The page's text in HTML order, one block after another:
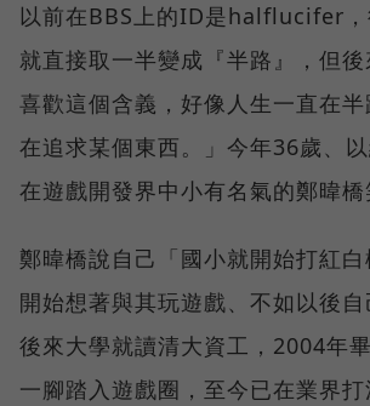
以前在BBS上的ID是halflucifer，
就直接取一半變成『半路』，但
喜歡這個含義，好像人生一直在
在追求某個東西。」今年36歲、以
在遊戲開發界中小有名氣的鄭暐橋
鄭暐橋說自己「國小就開始打紅
開始想著與其玩遊戲、不如以後自
後來大學就讀清大資工，2004年
一腳踏入遊戲圈，至今已在業界打